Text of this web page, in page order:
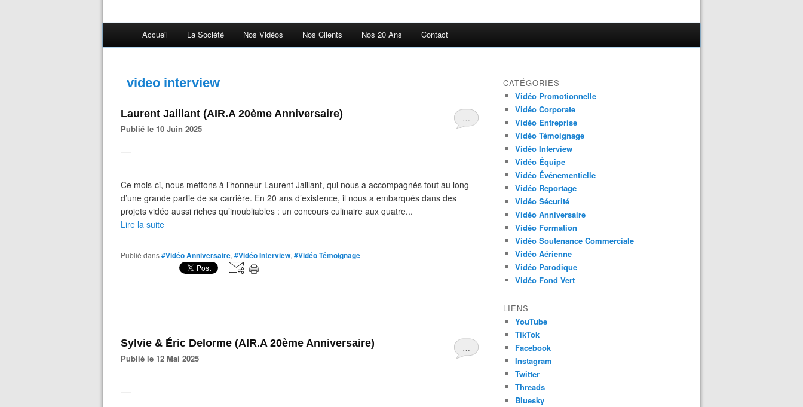
Accueil La Société Nos Vidéos Nos Clients Nos 20 Ans Contact
video interview
…
Laurent Jaillant (AIR.A 20ème Anniversaire)
Publié le 10 Juin 2025
Ce mois-ci, nous mettons à l’honneur Laurent Jaillant, qui nous a accompagnés tout au long
d’une grande partie de sa carrière. En 20 ans d’existence, il nous a embarqués dans des
projets vidéo aussi riches qu’inoubliables : un concours culinaire aux quatre...
Lire la suite
Publié dans#Vidéo Anniversaire, #Vidéo Interview, #Vidéo Témoignage
…
Sylvie & Éric Delorme (AIR.A 20ème Anniversaire)
Publié le 12 Mai 2025
CATÉGORIES
Vidéo Promotionnelle
Vidéo Corporate
Vidéo Entreprise
Vidéo Témoignage
Vidéo Interview
Vidéo Équipe
Vidéo Événementielle
Vidéo Reportage
Vidéo Sécurité
Vidéo Anniversaire
Vidéo Formation
Vidéo Soutenance Commerciale
Vidéo Aérienne
Vidéo Parodique
Vidéo Fond Vert
LIENS
YouTube
TikTok
Facebook
Instagram
Twitter
Threads
Bluesky